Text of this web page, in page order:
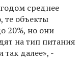
среднее
те объекты
20%, но они
на тип питания
так далее», -